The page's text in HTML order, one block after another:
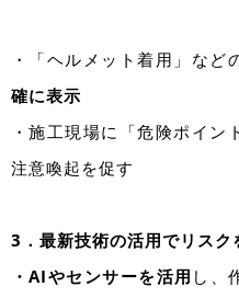
・「ヘルメット着用」など
確に表示
・施工現場に「危険ポイ
注意喚起を促す
3．最新技術の活用でリスク
・AIやセンサーを活用 し、